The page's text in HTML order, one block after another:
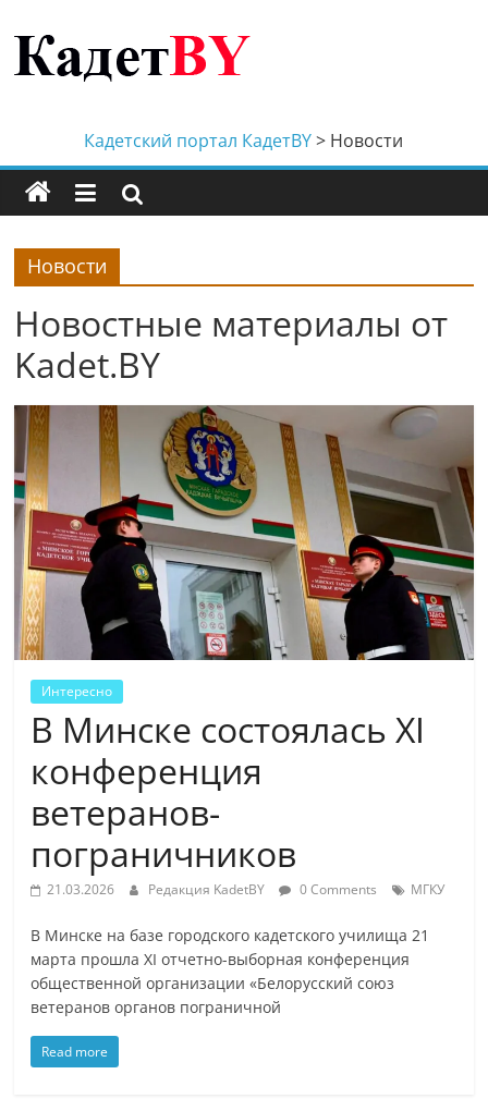
содержимому
Кадетский
портал
КадетBY
Кадетство
Беларуси
Кадетский портал КадетBY> Новости
Новости
Новостные материалы от
Kadet.BY
Интересно
В Минске состоялась XI
конференция
ветеранов-
пограничников
21.03.2026 Редакция KadetBY 0 Comments МГКУ
В Минске на базе городского кадетского училища 21
марта прошла XI отчетно-выборная конференция
общественной организации «Белорусский союз
ветеранов органов пограничной
Read more